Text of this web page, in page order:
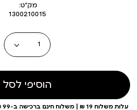
מק״ט:
1300210015
כמות
הוסיפי לסל